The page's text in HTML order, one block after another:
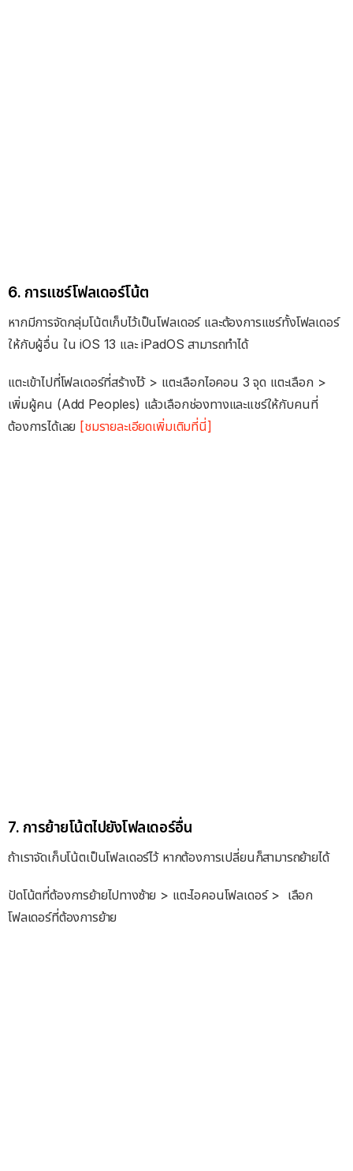
6. การแชร์โฟลเดอร์โน้ต
หากมีการจัดกลุ่มโน้ตเก็บไว้เป็นโฟลเดอร์ และต้องการแชร์ทั้งโฟลเดอร์
ให้กับผู้อื่น ใน iOS 13 และ iPadOS สามารถทำได้
แตะเข้าไปที่โฟลเดอร์ที่สร้างไว้ > แตะเลือกไอคอน 3 จุด แตะเลือก >
เพิ่มผู้คน (Add Peoples) แล้วเลือกช่องทางและแชร์ให้กับคนที่
ต้องการได้เลย [ชมรายละเอียดเพิ่มเติมที่นี่]
7. การย้ายโน้ตไปยังโฟลเดอร์อื่น
ถ้าเราจัดเก็บโน้ตเป็นโฟลเดอร์ไว้ หากต้องการเปลี่ยนก็สามารถย้ายได้
ปัดโน้ตที่ต้องการย้ายไปทางซ้าย > แตะไอคอนโฟลเดอร์ > เลือก
โฟลเดอร์ที่ต้องการย้าย